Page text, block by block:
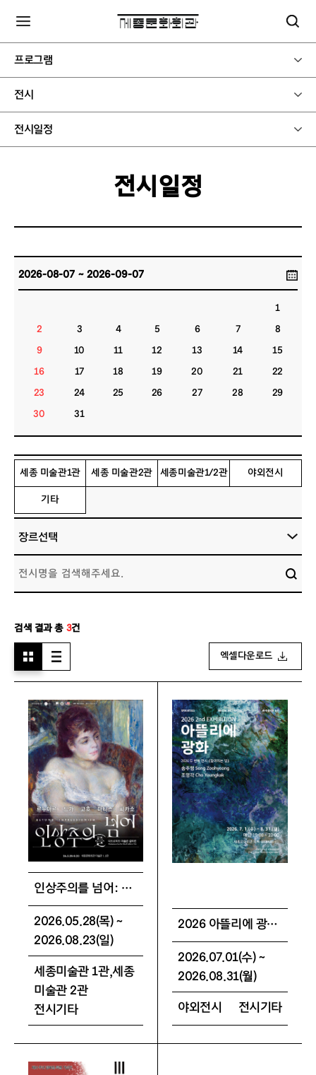
프로그램
전시
전시일정
전시일정
1
2
3 4 5 6 7
8
9
10 11 12 13 14
15
16
17 18 19 20 21
22
23
24 25 26 27 28
29
30
31
세종 미술관1관 세종 미술관2관 세종미술관1/2관 야외전시
기타
검색 결과 총 3건
엑셀다운로드
인상주의를 넘어: 르누아르 · 드가 · 고흐 · 마티스 · 피카소
2026.05.28(목) ~
2026.08.23(일)
세종미술관 1관,세종
미술관 2관
전시기타
2026 아뜰리에 광화 <짙어지는 빛>
2026.07.01(수) ~
2026.08.31(월)
야외전시 전시기타